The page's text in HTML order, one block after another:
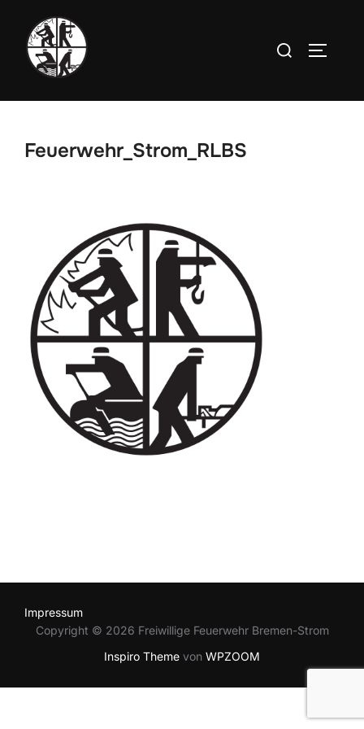
Inhalt
springen
Suchen
Feuerwehr_Strom_RLBS
Impressum
Copyright © 2026 Freiwillige Feuerwehr Bremen-Strom
Inspiro Theme von WPZOOM